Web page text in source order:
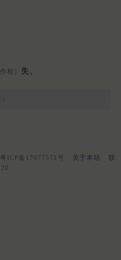
相） 失。
粤ICP备17077571号 关于本站
联